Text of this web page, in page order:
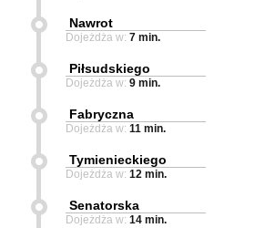
Nawrot
Dojeżdża w: 7 min.
Piłsudskiego
Dojeżdża w: 9 min.
Fabryczna
Dojeżdża w: 11 min.
Tymienieckiego
Dojeżdża w: 12 min.
Senatorska
Dojeżdża w: 14 min.